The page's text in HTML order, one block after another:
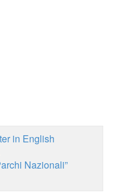
in English
Nazionali”